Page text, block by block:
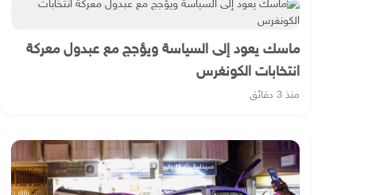
ماسك يعود إلى السياسة ويؤجج مع عبدول معركة
انتخابات الكونغرس
منذ 3 دقائق